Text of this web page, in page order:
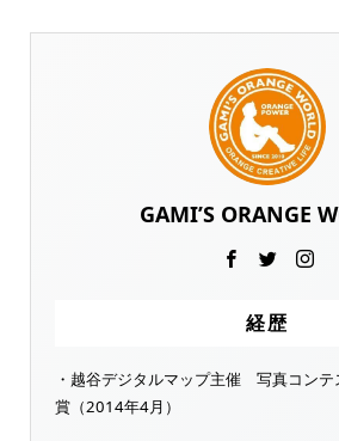
GAMI’S ORANGE
経歴
・越谷デジタルマップ主催 写真コン
賞（2014年4月）